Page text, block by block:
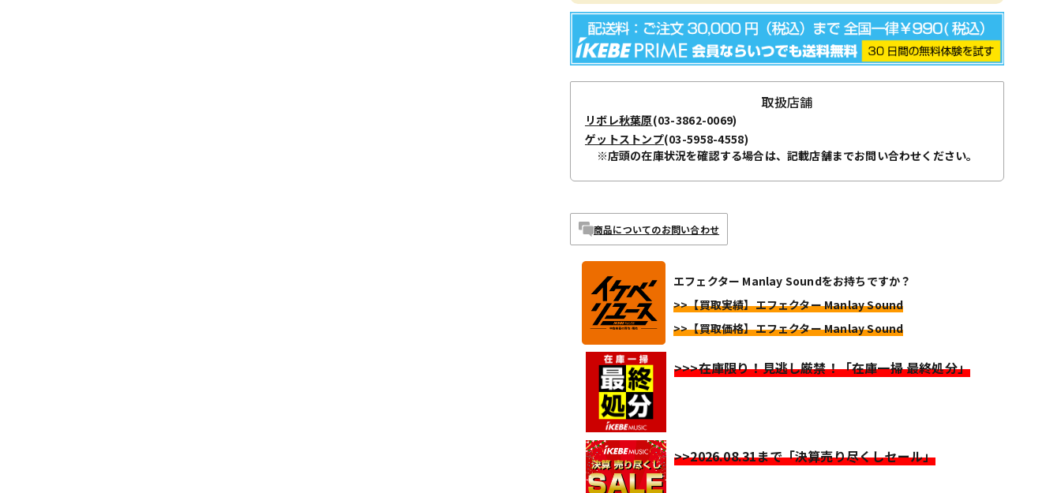
取扱店舗
リボレ秋葉原(03-3862-0069)
ゲットストンプ(03-5958-4558)
※店頭の在庫状況を確認する場合は、記載店舗までお問い合わせください。
商品についてのお問い合わせ
エフェクター Manlay Soundをお持ちですか？
>>【買取実績】エフェクター Manlay Sound
>>【買取価格】エフェクター Manlay Sound
>>>在庫限り！見逃し厳禁！「在庫一掃 最終処分」
>>2026.08.31まで「決算売り尽くしセール」